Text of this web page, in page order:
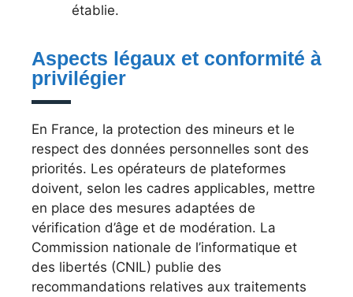
établie.
Aspects légaux et conformité à
privilégier
En France, la protection des mineurs et le
respect des données personnelles sont des
priorités. Les opérateurs de plateformes
doivent, selon les cadres applicables, mettre
en place des mesures adaptées de
vérification d’âge et de modération. La
Commission nationale de l’informatique et
des libertés (CNIL) publie des
recommandations relatives aux traitements